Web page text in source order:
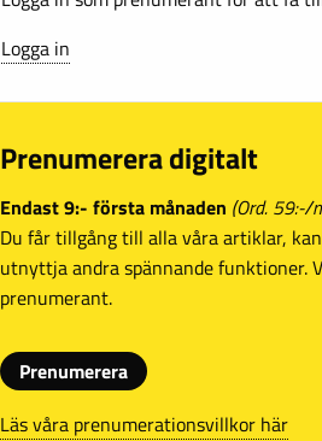
Logga in
Prenumerera digitalt
Endast 9:- första månaden (Ord. 59:-/
Du får tillgång till alla våra artiklar,
utnyttja andra spännande funktioner.
prenumerant.
Prenumerera
Läs våra prenumerationsvillkor här